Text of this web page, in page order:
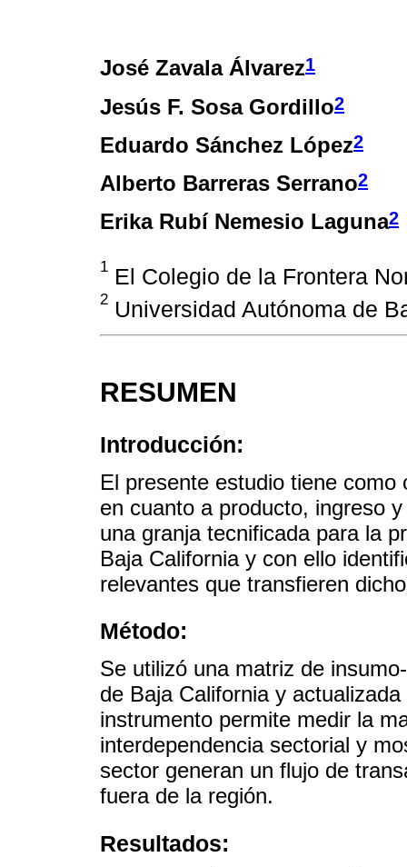
José Zavala Álvarez1
Jesús F. Sosa Gordillo2
Eduardo Sánchez López2
Alberto Barreras Serrano2
Erika Rubí Nemesio Laguna2
1 El Colegio de la Frontera
2 Universidad Autónoma de
RESUMEN
Introducción:
El presente estudio tiene
en cuanto a producto, ingreso
una granja tecnificada para la
Baja California y con ello
relevantes que transfieren
Método:
Se utilizó una matriz de
de Baja California y
instrumento permite medir la
interdependencia sectorial y
sector generan un flujo de
fuera de la región.
Resultados: